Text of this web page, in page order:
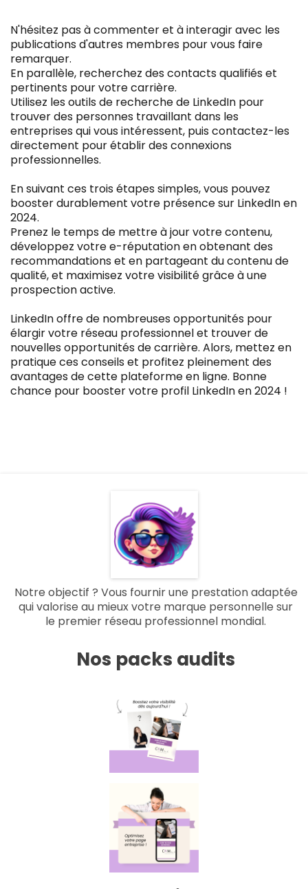
N'hésitez pas à commenter et à interagir avec les
publications d'autres membres pour vous faire
remarquer.
En parallèle, recherchez des contacts qualifiés et
pertinents pour votre carrière.
Utilisez les outils de recherche de LinkedIn pour
trouver des personnes travaillant dans les
entreprises qui vous intéressent, puis contactez-les
directement pour établir des connexions
professionnelles.
En suivant ces trois étapes simples, vous pouvez
booster durablement votre présence sur LinkedIn en
2024.
Prenez le temps de mettre à jour votre contenu,
développez votre e-réputation en obtenant des
recommandations et en partageant du contenu de
qualité, et maximisez votre visibilité grâce à une
prospection active.
LinkedIn offre de nombreuses opportunités pour
élargir votre réseau professionnel et trouver de
nouvelles opportunités de carrière. Alors, mettez en
pratique ces conseils et profitez pleinement des
avantages de cette plateforme en ligne. Bonne
chance pour booster votre profil LinkedIn en 2024 !
Notre objectif ? Vous fournir une prestation adaptée
qui valorise au mieux votre marque personnelle sur
le premier réseau professionnel mondial.
Nos packs audits